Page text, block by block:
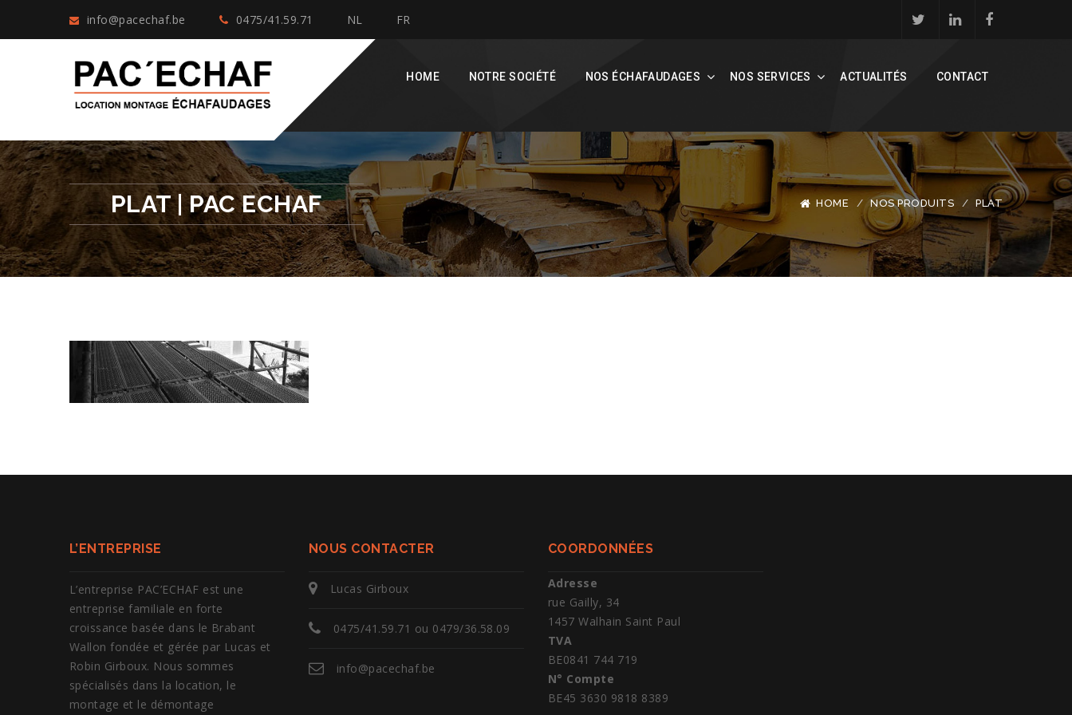
info@pacechaf.be 0475/41.59.71 NL FR
HOME NOTRE SOCIÉTÉ NOS ÉCHAFAUDAGES NOS SERVICES ACTUALITÉS CONTACT
PLAT | PAC ECHAF HOME NOS PRODUITS PLAT
L’ENTREPRISE
L’entreprise PAC’ECHAF est une
entreprise familiale en forte
croissance basée dans le Brabant
Wallon fondée et gérée par Lucas et
Robin Girboux. Nous sommes
spécialisés dans la location, le
montage et le démontage
NOUS CONTACTER
Lucas Girboux
0475/41.59.71 ou 0479/36.58.09
info@pacechaf.be
COORDONNÉES
Adresse
rue Gailly, 34
1457 Walhain Saint Paul
TVA
BE0841 744 719
N° Compte
BE45 3630 9818 8389